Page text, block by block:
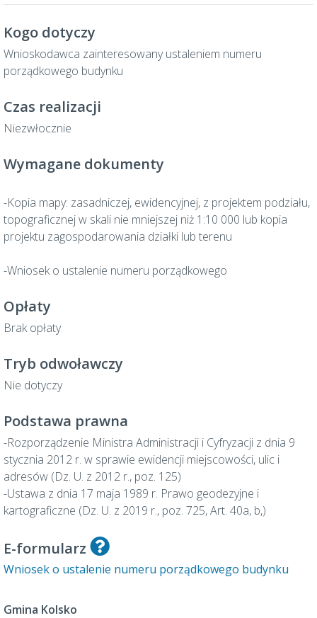
Kogo dotyczy
Wnioskodawca zainteresowany ustaleniem numeru
porządkowego budynku
Czas realizacji
Niezwłocznie
Wymagane dokumenty
-Kopia mapy: zasadniczej, ewidencyjnej, z projektem podziału,
topograficznej w skali nie mniejszej niż 1:10 000 lub kopia
projektu zagospodarowania działki lub terenu
-Wniosek o ustalenie numeru porządkowego
Opłaty
Brak opłaty
Tryb odwoławczy
Nie dotyczy
Podstawa prawna
-Rozporządzenie Ministra Administracji i Cyfryzacji z dnia 9
stycznia 2012 r. w sprawie ewidencji miejscowości, ulic i
adresów (Dz. U. z 2012 r., poz. 125)
-Ustawa z dnia 17 maja 1989 r. Prawo geodezyjne i
kartograficzne (Dz. U. z 2019 r., poz. 725, Art. 40a, b,)
E-formularz
Wniosek o ustalenie numeru porządkowego budynku
Gmina Kolsko